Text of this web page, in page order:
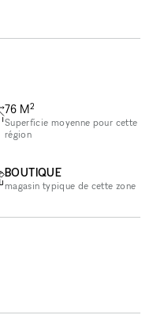
76 M2
Superficie moyenne pour cette
région
BOUTIQUE
magasin typique de cette zone